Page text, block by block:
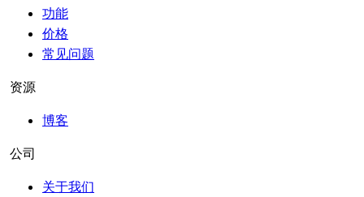
功能
价格
常见问题
资源
博客
公司
关于我们